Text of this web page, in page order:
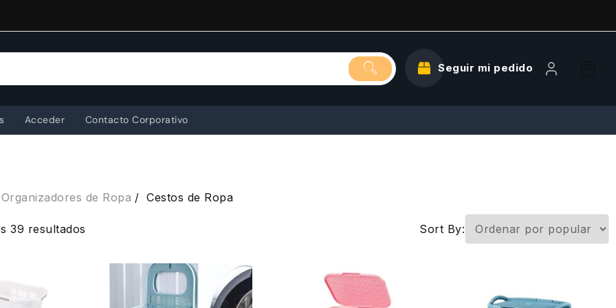
Seguir mi pedido
Acceder Contacto Corporativo
Organizadores de Ropa Cestos de Ropa
39 resultados
popularidad
Sort By: